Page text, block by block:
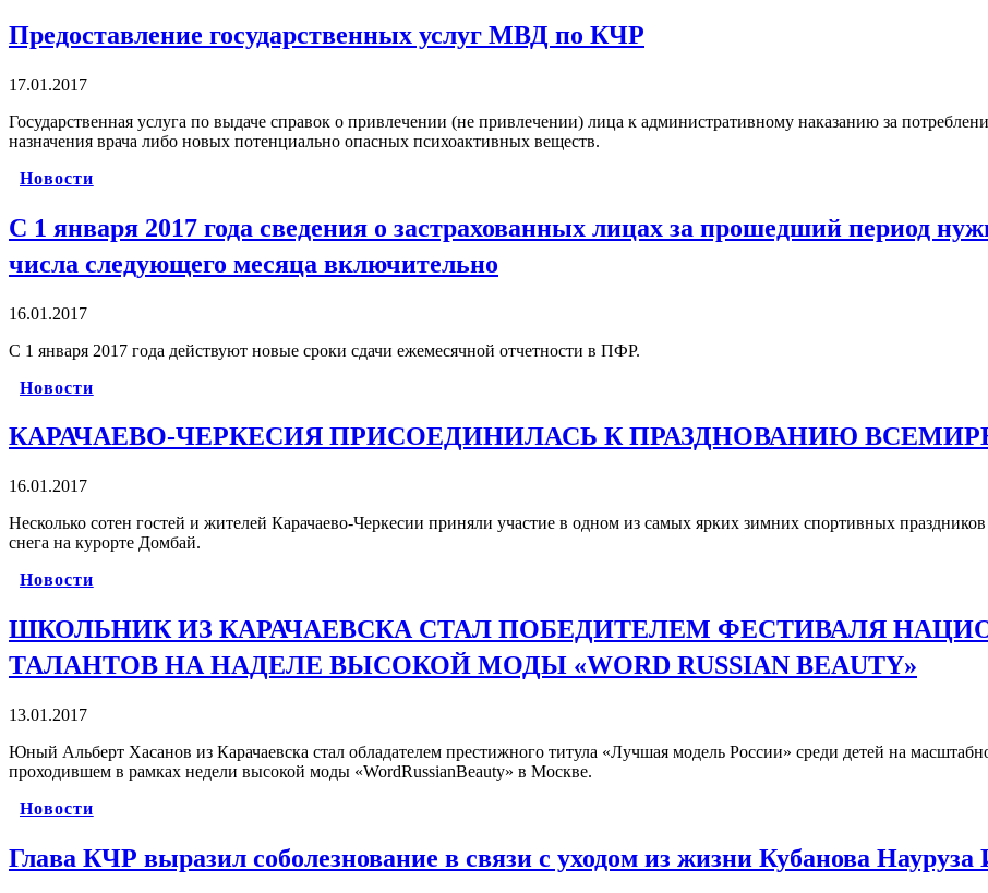
Предоставление государственных услуг МВД по КЧР
17.01.2017
Государственная услуга по выдаче справок о привлечении (не привлечении) лица к административному наказанию за
назначения врача либо новых потенциально опасных психоактивных веществ.
Новости
С 1 января 2017 года сведения о застрахованных лицах за прошедший период
числа следующего месяца включительно
16.01.2017
С 1 января 2017 года действуют новые сроки сдачи ежемесячной отчетности в ПФР.
Новости
КАРАЧАЕВО-ЧЕРКЕСИЯ ПРИСОЕДИНИЛАСЬ К ПРАЗДНОВАНИЮ
16.01.2017
Несколько сотен гостей и жителей Карачаево-Черкесии приняли участие в одном из самых ярких зимних спортивных
снега на курорте Домбай.
Новости
ШКОЛЬНИК ИЗ КАРАЧАЕВСКА СТАЛ ПОБЕДИТЕЛЕМ ФЕСТИВАЛЯ
ТАЛАНТОВ НА НАДЕЛЕ ВЫСОКОЙ МОДЫ «WORD RUSSIAN BEAUTY»
13.01.2017
Юный Альберт Хасанов из Карачаевска стал обладателем престижного титула «Лучшая модель России» среди детей на
проходившем в рамках недели высокой моды «WordRussianBeauty» в Москве.
Новости
Глава КЧР выразил соболезнование в связи с уходом из жизни Кубанова